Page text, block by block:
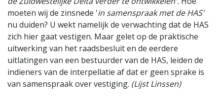
moeten wij de zinsnede 'in samenspraak met de HAS'
nu duiden? U wekt namelijk de verwachting dat de HAS
zich hier gaat vestigen. Maar gelet op de praktische
uitwerking van het raadsbesluit en de eerdere
uitlatingen van een bestuurder van de HAS, leiden de
indieners van de interpellatie af dat er geen sprake is
van samenspraak over vestiging. (Lijst Linssen)